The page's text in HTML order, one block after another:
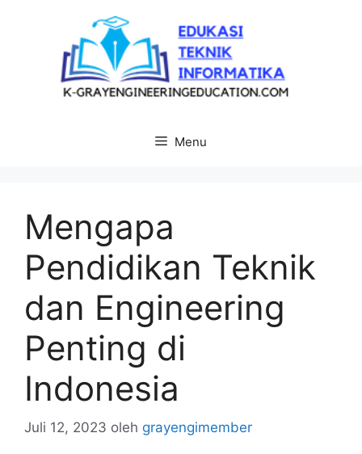
Menu
Mengapa
Pendidikan Teknik
dan Engineering
Penting di
Indonesia
Juli 12, 2023 oleh grayengimember